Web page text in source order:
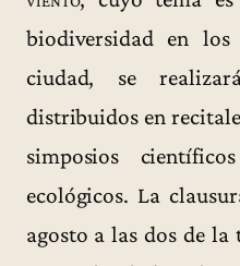
biodiversidad en
ciudad, se
distribuidos en
simposios
ecológicos. La
agosto a las dos de